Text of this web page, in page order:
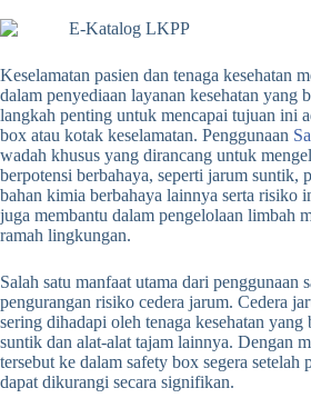
Keselamatan pasien dan tenaga kesehatan
dalam penyediaan layanan kesehatan yang
langkah penting untuk mencapai tujuan ini
box atau kotak keselamatan. Penggunaan
wadah khusus yang dirancang untuk
berpotensi berbahaya, seperti jarum suntik,
bahan kimia berbahaya lainnya serta risiko
juga membantu dalam pengelolaan limbah
ramah lingkungan.
Salah satu manfaat utama dari penggunaan
pengurangan risiko cedera jarum. Cedera
sering dihadapi oleh tenaga kesehatan yang
suntik dan alat-alat tajam lainnya. Dengan
tersebut ke dalam safety box segera setelah
dapat dikurangi secara signifikan.